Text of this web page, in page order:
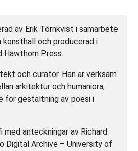
av Erik Törnkvist i samarbete
konsthall och producerad i
Hawthorn Press.
och curator. Han är verksam
arkitektur och humaniora,
för gestaltning av poesi i
med anteckningar av Richard
Digital Archive – University of